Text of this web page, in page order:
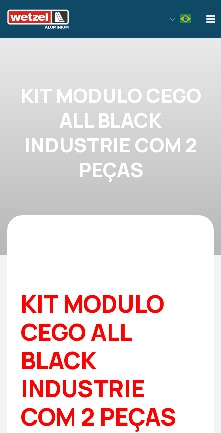
KIT MODULO CEGO
ALL BLACK
INDUSTRIE COM 2
PEÇAS
KIT MODULO
CEGO ALL
BLACK
INDUSTRIE
COM 2 PEÇAS